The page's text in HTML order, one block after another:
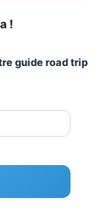
!
guide road trip